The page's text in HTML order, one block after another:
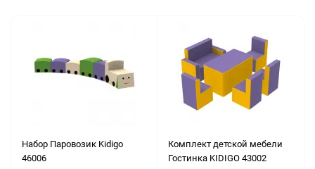
Набор Паровозик Kidigo
46006
Комплект детской мебели
Гостинка KIDIGO 43002